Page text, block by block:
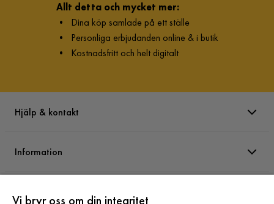
Allt detta och mycket mer:
• Dina köp samlade på ett ställe
• Personliga erbjudanden online & i butik
• Kostnadsfritt och helt digitalt
Hjälp & kontakt
Information
Vi bryr oss om din integritet